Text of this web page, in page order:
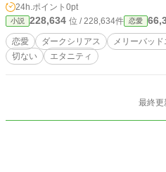
24h.ポイント 0pt
小説 228,634 位 / 228,634件 恋愛
恋愛 ダークシリアス メリーバッド
切ない
エタニティ
最終更